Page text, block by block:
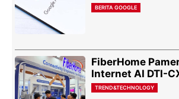
BERITA GOOGLE
FiberHome
Internet AI DTI-
TREND&TECHNOLOGY